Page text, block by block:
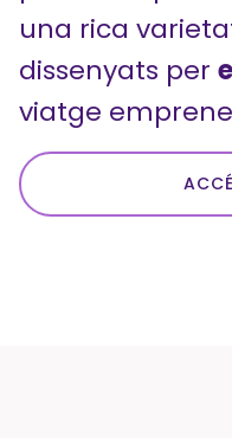
una rica
dissenyats per
viatge